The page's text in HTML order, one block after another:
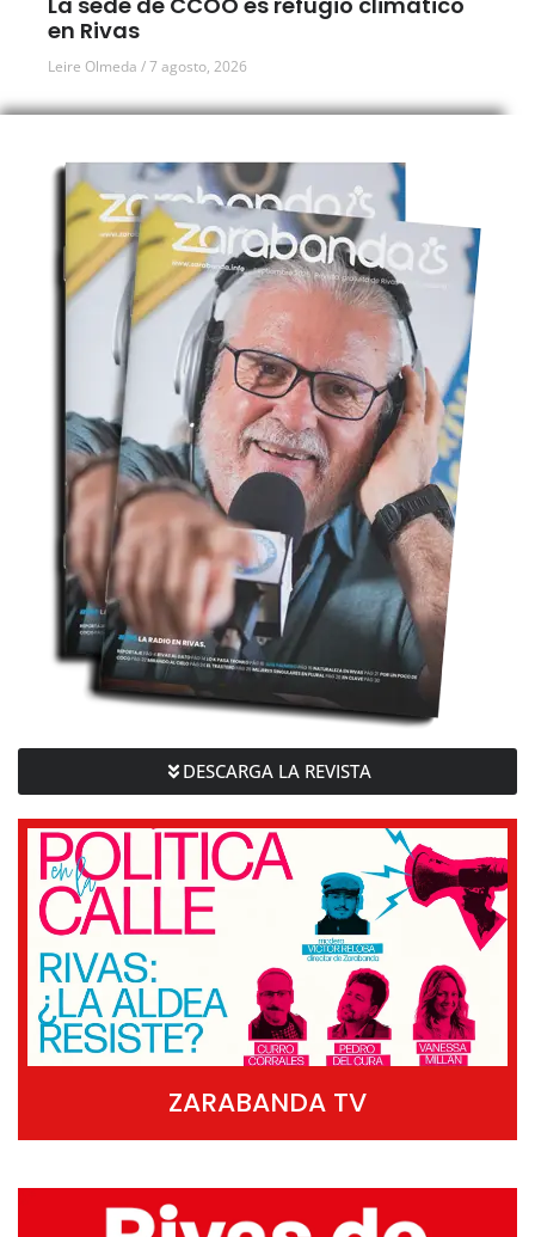
en Rivas
Leire Olmeda 7 agosto, 2026
DESCARGA LA REVISTA
ZARABANDA TV